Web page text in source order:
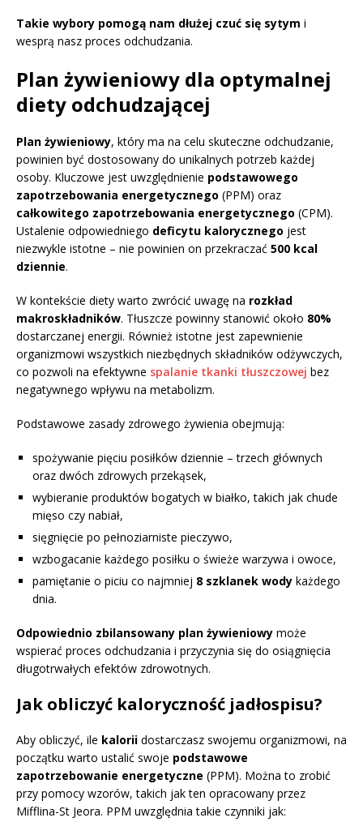
Takie wybory pomogą nam dłużej czuć się sytym i
wesprą nasz proces odchudzania.
Plan żywieniowy dla optymalnej
diety odchudzającej
Plan żywieniowy, który ma na celu skuteczne odchudzanie,
powinien być dostosowany do unikalnych potrzeb każdej
osoby. Kluczowe jest uwzględnienie podstawowego
zapotrzebowania energetycznego (PPM) oraz
całkowitego zapotrzebowania energetycznego (CPM).
Ustalenie odpowiedniego deficytu kalorycznego jest
niezwykle istotne – nie powinien on przekraczać 500 kcal
dziennie.
W kontekście diety warto zwrócić uwagę na rozkład
makroskładników. Tłuszcze powinny stanowić około 80%
dostarczanej energii. Również istotne jest zapewnienie
organizmowi wszystkich niezbędnych składników odżywczych,
co pozwoli na efektywne spalanie tkanki tłuszczowej bez
negatywnego wpływu na metabolizm.
Podstawowe zasady zdrowego żywienia obejmują:
spożywanie pięciu posiłków dziennie – trzech głównych
oraz dwóch zdrowych przekąsek,
wybieranie produktów bogatych w białko, takich jak chude
mięso czy nabiał,
sięgnięcie po pełnoziarniste pieczywo,
wzbogacanie każdego posiłku o świeże warzywa i owoce,
pamiętanie o piciu co najmniej 8 szklanek wody każdego
dnia.
Odpowiednio zbilansowany plan żywieniowy może
wspierać proces odchudzania i przyczynia się do osiągnięcia
długotrwałych efektów zdrowotnych.
Jak obliczyć kaloryczność jadłospisu?
Aby obliczyć, ile kalorii dostarczasz swojemu organizmowi, na
początku warto ustalić swoje podstawowe
zapotrzebowanie energetyczne (PPM). Można to zrobić
przy pomocy wzorów, takich jak ten opracowany przez
Mifflina-St Jeora. PPM uwzględnia takie czynniki jak: